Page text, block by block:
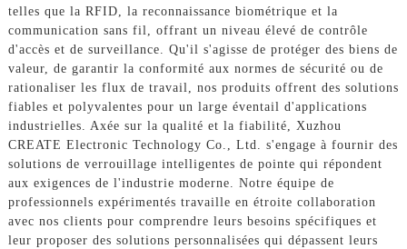
telles que la RFID, la reconnaissance biométrique et la
communication sans fil, offrant un niveau élevé de contrôle
d'accès et de surveillance. Qu'il s'agisse de protéger des biens de
valeur, de garantir la conformité aux normes de sécurité ou de
rationaliser les flux de travail, nos produits offrent des solutions
fiables et polyvalentes pour un large éventail d'applications
industrielles. Axée sur la qualité et la fiabilité, Xuzhou
CREATE Electronic Technology Co., Ltd. s'engage à fournir des
solutions de verrouillage intelligentes de pointe qui répondent
aux exigences de l'industrie moderne. Notre équipe de
professionnels expérimentés travaille en étroite collaboration
avec nos clients pour comprendre leurs besoins spécifiques et
leur proposer des solutions personnalisées qui dépassent leurs